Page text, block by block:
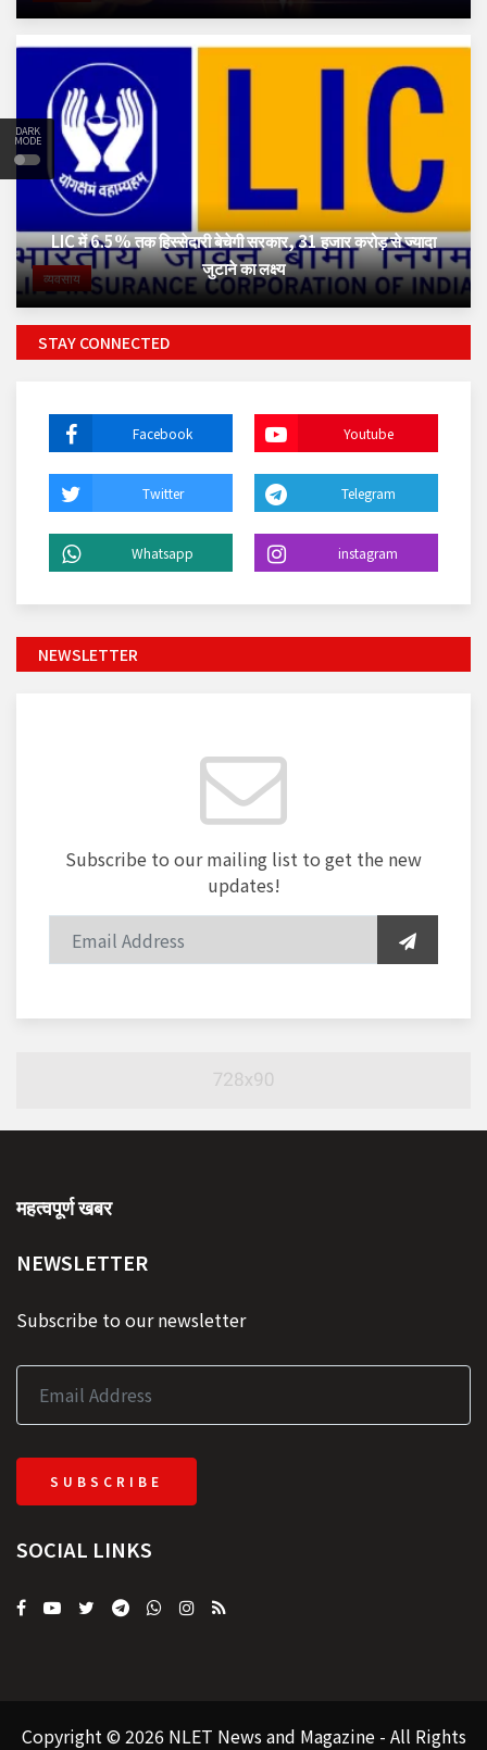
DARK
MODE
व्यवसाय
LIC में 6.5% तक हिस्सेदारी बेचेगी सरकार, 31 हजार करोड़ से ज्यादा
जुटाने का लक्ष्य
STAY CONNECTED
Facebook Youtube
Twitter Telegram
Whatsapp instagram
NEWSLETTER
Subscribe to our mailing list to get the new
updates!
महत्वपूर्ण खबर
NEWSLETTER
Subscribe to our newsletter
SUBSCRIBE
SOCIAL LINKS
Copyright © 2026 NLET News and Magazine - All Rights